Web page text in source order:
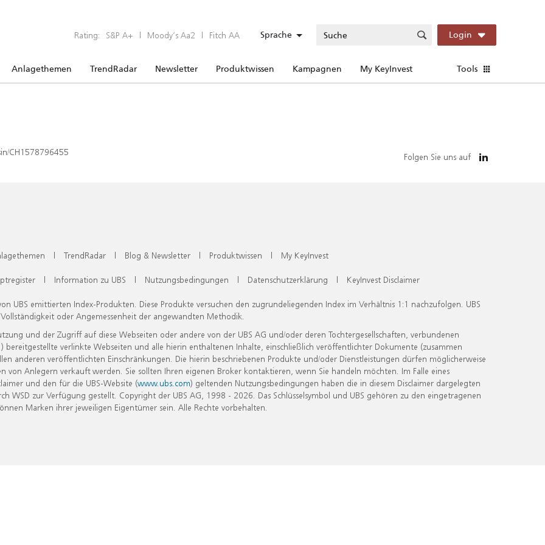
Rating: S&P A+ | Moody’s Aa2 | Fitch AA Sprache Login
Anlagethemen TrendRadar Newsletter Produktwissen Kampagnen My KeyInvest Tools
CH1578796455 Folgen Sie uns auf
| TrendRadar | Blog & Newsletter | Produktwissen | My KeyInvest
| Information zu UBS | Nutzungsbedingungen | Datenschutzerklärung | KeyInvest Disclaimer
UBS emittierten Index-Produkten. Diese Produkte versuchen den zugrundeliegenden Index im Verhältnis 1:1 nachzufolgen. UBS
oder Angemessenheit der angewandten Methodik.
und der Zugriff auf diese Webseiten oder andere von der UBS AG und/oder deren Tochtergesellschaften, verbundenen
verlinkte Webseiten und alle hierin enthaltenen Inhalte, einschließlich veröffentlichter Dokumente (zusammen
anderen veröffentlichten Einschränkungen. Die hierin beschriebenen Produkte und/oder Dienstleistungen dürfen möglicherweise
Anlegern verkauft werden. Sie sollten Ihren eigenen Broker kontaktieren, wenn Sie handeln möchten. Im Falle eines
und den für die UBS-Website (www.ubs.com) geltenden Nutzungsbedingungen haben die in diesem Disclaimer dargelegten
zur Verfügung gestellt. Copyright der UBS AG, 1998 - 2026. Das Schlüsselsymbol und UBS gehören zu den eingetragenen
Marken ihrer jeweiligen Eigentümer sein. Alle Rechte vorbehalten.